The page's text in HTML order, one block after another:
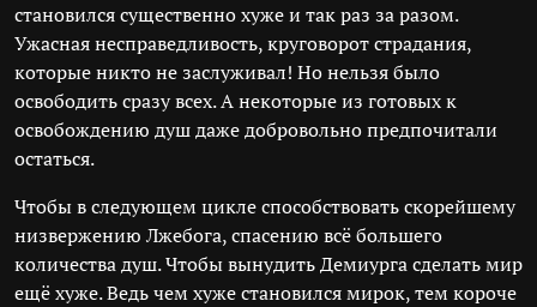
становился существенно хуже и так раз за разом.
Ужасная несправедливость, круговорот страдания,
которые никто не заслуживал! Но нельзя было
освободить сразу всех. А некоторые из готовых к
освобождению душ даже добровольно предпочитали
остаться.
Чтобы в следующем цикле способствовать скорейшему
низвержению Лжебога, спасению всё большего
количества душ. Чтобы вынудить Демиурга сделать мир
ещё хуже. Ведь чем хуже становился мирок, тем короче